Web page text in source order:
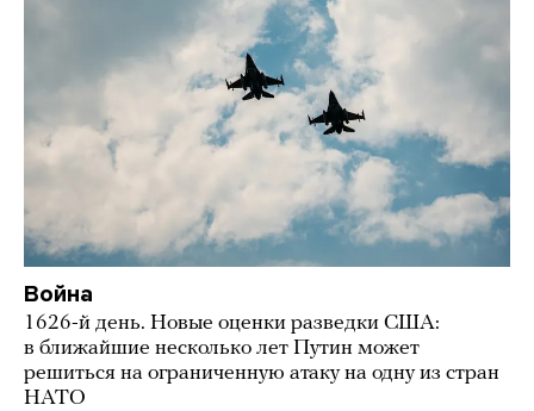
Война
1626-й день. Новые оценки разведки США:
в ближайшие несколько лет Путин может
решиться на ограниченную атаку на одну из стран
НАТО